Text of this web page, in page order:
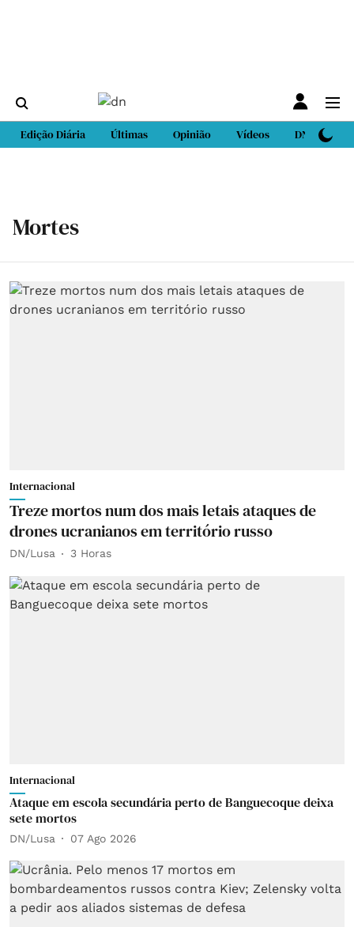
Edição Diária Últimas Opinião Vídeos DN Sport
Mortes
Internacional
Treze mortos num dos mais letais ataques de
drones ucranianos em território russo
DN/Lusa 3 Horas
Internacional
Ataque em escola secundária perto de Banguecoque deixa
sete mortos
DN/Lusa 07 Ago 2026